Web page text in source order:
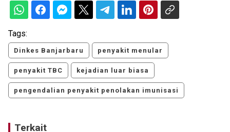
Tags:
Dinkes Banjarbaru penyakit menular
penyakit TBC kejadian luar biasa
pengendalian penyakit penolakan imunisasi
Terkait